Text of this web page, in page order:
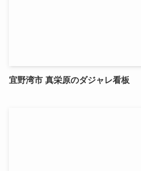
宜野湾市 真栄原のダジャレ看板